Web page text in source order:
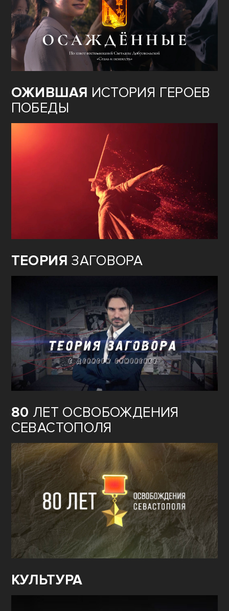
ОЖИВШАЯ ИСТОРИЯ ГЕРОЕВ
ПОБЕДЫ
ТЕОРИЯ ЗАГОВОРА
80 ЛЕТ ОСВОБОЖДЕНИЯ
СЕВАСТОПОЛЯ
КУЛЬТУРА